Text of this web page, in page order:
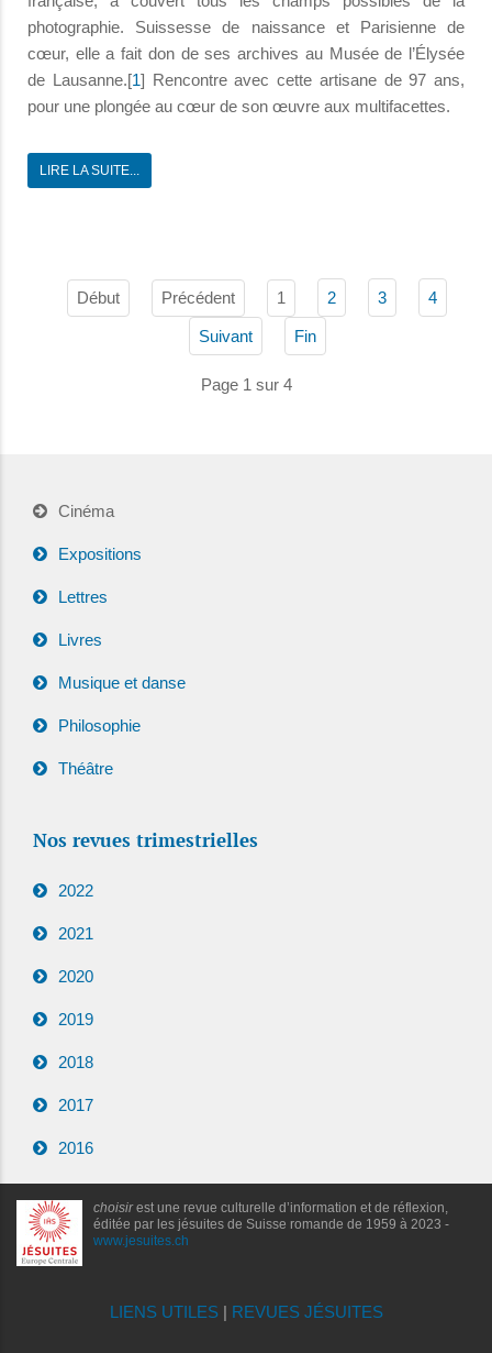
photographie. Suissesse de naissance et Parisienne de
cœur, elle a fait don de ses archives au Musée de l’Élysée
de Lausanne.[1] Rencontre avec cette artisane de 97 ans,
pour une plongée au cœur de son œuvre aux multifacettes.
LIRE LA SUITE...
Début Précédent 1 2 3 4
Suivant Fin
Page 1 sur 4
Cinéma
Expositions
Lettres
Livres
Musique et danse
Philosophie
Théâtre
Nos revues trimestrielles
2022
2021
2020
2019
2018
2017
2016
choisirest une revue culturelle d’information et de réflexion,
éditée par les jésuites de Suisse romande de 1959 à 2023 -
www.jesuites.ch
LIENS UTILES| REVUES JÉSUITES